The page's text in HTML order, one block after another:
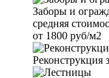
Заборы и
средняя
от 1800 руб/м2
Реконструкция